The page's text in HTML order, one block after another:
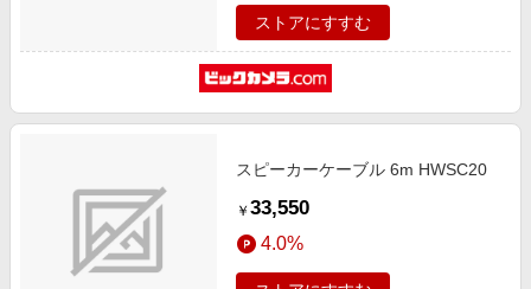
ストアにすすむ
スピーカーケーブル 6m HWSC20
￥ 33,550
4.0%